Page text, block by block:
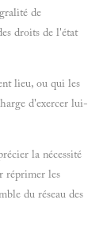
de
droits de l'état
lieu, ou qui les
d'exercer lui-
la nécessité
réprimer les
du réseau des